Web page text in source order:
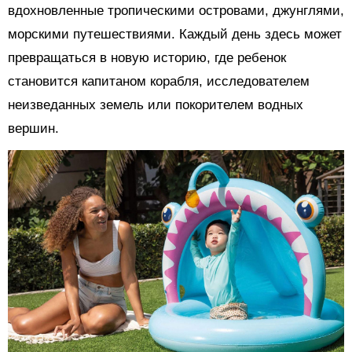
вдохновленные тропическими островами, джунглями,
морскими путешествиями. Каждый день здесь может
превращаться в новую историю, где ребенок
становится капитаном корабля, исследователем
неизведанных земель или покорителем водных
вершин.